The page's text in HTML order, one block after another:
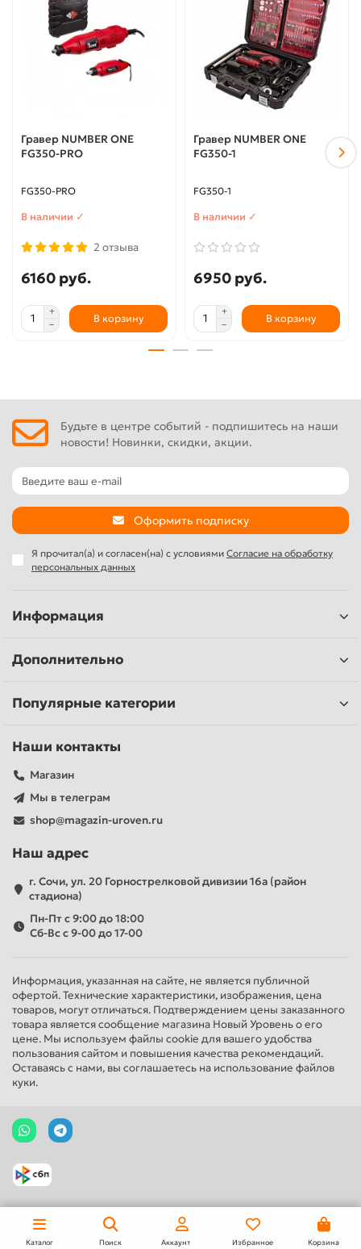
Гравер NUMBER ONE
FG350-PRO
FG350-PRO
В наличии ✓
2 отзыва
6160 руб.
В корзину
Гравер NUMBER ONE
FG350-1
FG350-1
В наличии ✓
6950 руб.
В корзину
Будьте в центре событий - подпишитесь на наши
новости! Новинки, скидки, акции.
Оформить подписку
Я прочитал(а) и согласен(на) с условиями Согласие на обработку
персональных данных
Информация
Дополнительно
Популярные категории
Наши контакты
Магазин
Мы в телеграм
shop@magazin-uroven.ru
Наш адрес
г. Сочи, ул. 20 Горнострелковой дивизии 16а (район
стадиона)
Пн-Пт с 9:00 до 18:00
Сб-Вс с 9-00 до 17-00
Информация, указанная на сайте, не является публичной
офертой. Технические характеристики, изображения, цена
товаров, могут отличаться. Подтверждением цены заказанного
товара является сообщение магазина Новый Уровень о его
цене. Мы используем файлы cookie для вашего удобства
пользования сайтом и повышения качества рекомендаций.
Оставаясь с нами, вы соглашаетесь на использование файлов
куки.
Каталог Поиск Аккаунт Избранное Корзина